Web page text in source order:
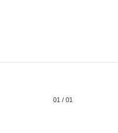
01 / 01